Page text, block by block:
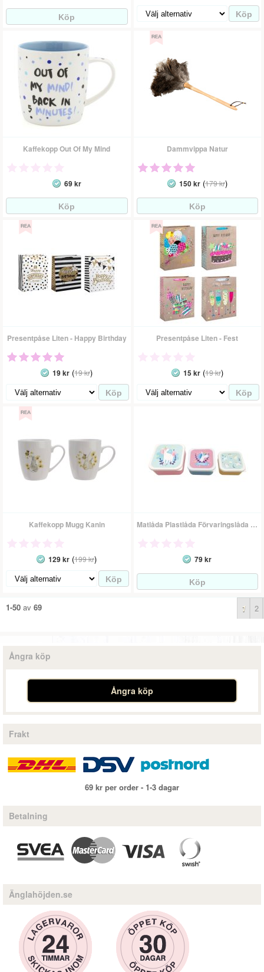
Kaffekopp Out Of My Mind
69 kr
Dammvippa Natur
150 kr(179 kr)
Presentpåse Liten - Happy Birthday
19 kr (19 kr)
Presentpåse Liten - Fest
15 kr(19 kr)
Kaffekopp Mugg Kanin
129 kr (199 kr)
Matlåda Plastlåda Förvaringslåda - Unicorn/enhörning
79 kr
1-50 av 69 1 2
Ångra köp
Ångra köp
Frakt
69 kr per order - 1-3 dagar
Betalning
Änglahöjden.se